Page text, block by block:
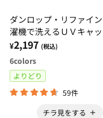
ダンロップ・リファイ
濯機で洗えるＵＶキャ
ット
¥2,197 (税込)
6colors
よりどり
59件
チラ見をする